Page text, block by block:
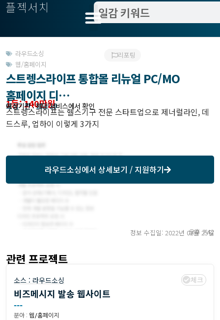
플젝서치
라우드소싱
웹/홈페이지
리포팅
스트렝스라이프 통합몰 리뉴얼 PC/MO
홈페이지 디…
1등: 140만원
모집기한 : 103/10
예상기간 : 해당 서비스에서 확인
스트렝스라이프는 헬스기구 전문 스타트업으로 제너럴라인, 데
드스루, 업하이 이렇게 3가지
라우드소싱에서 상세보기 / 지원하기
정보 수집일: 2022년 02월 25일
오후 7:42
관련 프로젝트
소스 : 라우드소싱 체크
비즈메시지 발송 웹사이트
---
분야 : 웹/홈페이지